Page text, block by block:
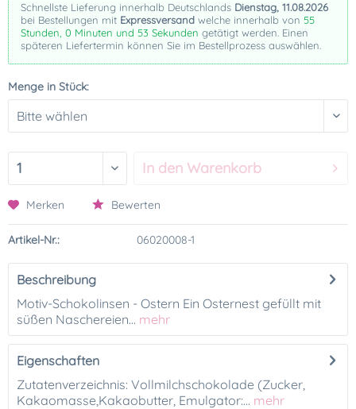
Schnellste Lieferung innerhalb Deutschlands Dienstag, 11.08.2026
bei Bestellungen mit Expressversand welche innerhalb von 55
Stunden, 0 Minuten und 53 Sekunden getätigt werden. Einen
späteren Liefertermin können Sie im Bestellprozess auswählen.
Menge in Stück:
In den Warenkorb
Merken Bewerten
Artikel-Nr.: 06020008-1
Beschreibung
Motiv-Schokolinsen - Ostern Ein Osternest gefüllt mit
süßen Naschereien... mehr
Eigenschaften
Zutatenverzeichnis: Vollmilchschokolade (Zucker,
Kakaomasse,Kakaobutter, Emulgator:... mehr